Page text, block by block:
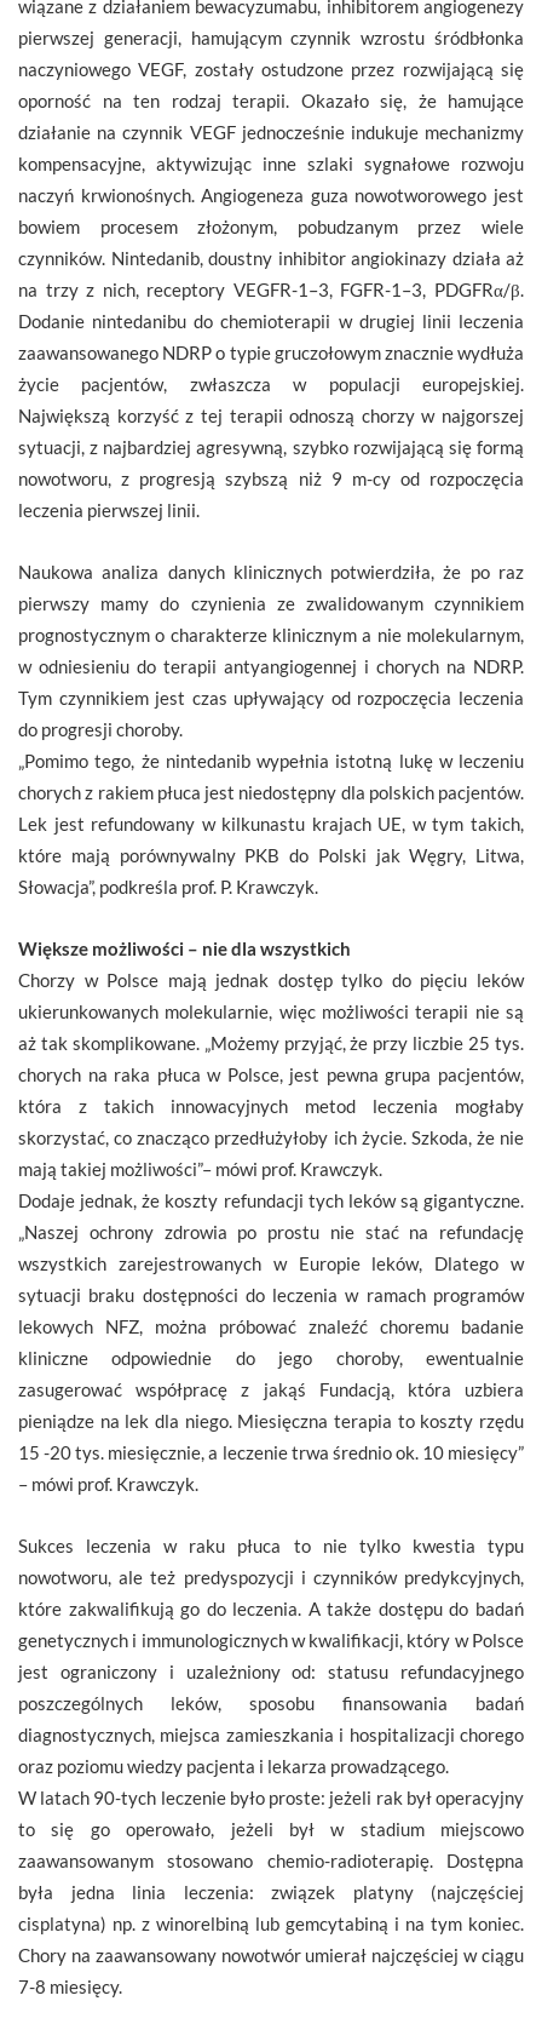
wiązane z działaniem bewacyzumabu, inhibitorem angiogenezy
pierwszej generacji, hamującym czynnik wzrostu śródbłonka
naczyniowego VEGF, zostały ostudzone przez rozwijającą się
oporność na ten rodzaj terapii. Okazało się, że hamujące
działanie na czynnik VEGF jednocześnie indukuje mechanizmy
kompensacyjne, aktywizując inne szlaki sygnałowe rozwoju
naczyń krwionośnych. Angiogeneza guza nowotworowego jest
bowiem procesem złożonym, pobudzanym przez wiele
czynników. Nintedanib, doustny inhibitor angiokinazy działa aż
na trzy z nich, receptory VEGFR-1–3, FGFR-1–3, PDGFRα/β.
Dodanie nintedanibu do chemioterapii w drugiej linii leczenia
zaawansowanego NDRP o typie gruczołowym znacznie wydłuża
życie pacjentów, zwłaszcza w populacji europejskiej.
Największą korzyść z tej terapii odnoszą chorzy w najgorszej
sytuacji, z najbardziej agresywną, szybko rozwijającą się formą
nowotworu, z progresją szybszą niż 9 m-cy od rozpoczęcia
leczenia pierwszej linii.
Naukowa analiza danych klinicznych potwierdziła, że po raz
pierwszy mamy do czynienia ze zwalidowanym czynnikiem
prognostycznym o charakterze klinicznym a nie molekularnym,
w odniesieniu do terapii antyangiogennej i chorych na NDRP.
Tym czynnikiem jest czas upływający od rozpoczęcia leczenia
do progresji choroby.
„Pomimo tego, że nintedanib wypełnia istotną lukę w leczeniu
chorych z rakiem płuca jest niedostępny dla polskich pacjentów.
Lek jest refundowany w kilkunastu krajach UE, w tym takich,
które mają porównywalny PKB do Polski jak Węgry, Litwa,
Słowacja”, podkreśla prof. P. Krawczyk.
Większe możliwości – nie dla wszystkich
Chorzy w Polsce mają jednak dostęp tylko do pięciu leków
ukierunkowanych molekularnie, więc możliwości terapii nie są
aż tak skomplikowane. „Możemy przyjąć, że przy liczbie 25 tys.
chorych na raka płuca w Polsce, jest pewna grupa pacjentów,
która z takich innowacyjnych metod leczenia mogłaby
skorzystać, co znacząco przedłużyłoby ich życie. Szkoda, że nie
mają takiej możliwości”– mówi prof. Krawczyk.
Dodaje jednak, że koszty refundacji tych leków są gigantyczne.
„Naszej ochrony zdrowia po prostu nie stać na refundację
wszystkich zarejestrowanych w Europie leków, Dlatego w
sytuacji braku dostępności do leczenia w ramach programów
lekowych NFZ, można próbować znaleźć choremu badanie
kliniczne odpowiednie do jego choroby, ewentualnie
zasugerować współpracę z jakąś Fundacją, która uzbiera
pieniądze na lek dla niego. Miesięczna terapia to koszty rzędu
15 -20 tys. miesięcznie, a leczenie trwa średnio ok. 10 miesięcy”
– mówi prof. Krawczyk.
Sukces leczenia w raku płuca to nie tylko kwestia typu
nowotworu, ale też predyspozycji i czynników predykcyjnych,
które zakwalifikują go do leczenia. A także dostępu do badań
genetycznych i immunologicznych w kwalifikacji, który w Polsce
jest ograniczony i uzależniony od: statusu refundacyjnego
poszczególnych leków, sposobu finansowania badań
diagnostycznych, miejsca zamieszkania i hospitalizacji chorego
oraz poziomu wiedzy pacjenta i lekarza prowadzącego.
W latach 90-tych leczenie było proste: jeżeli rak był operacyjny
to się go operowało, jeżeli był w stadium miejscowo
zaawansowanym stosowano chemio-radioterapię. Dostępna
była jedna linia leczenia: związek platyny (najczęściej
cisplatyna) np. z winorelbiną lub gemcytabiną i na tym koniec.
Chory na zaawansowany nowotwór umierał najczęściej w ciągu
7-8 miesięcy.